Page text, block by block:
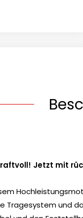
Jetzt mit
Tragesystem und